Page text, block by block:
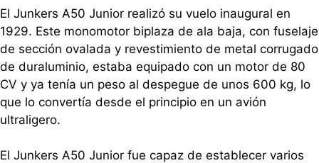
El Junkers A50 Junior realizó su vuelo inaugural en
1929. Este monomotor biplaza de ala baja, con fuselaje
de sección ovalada y revestimiento de metal corrugado
de duraluminio, estaba equipado con un motor de 80
CV y ya tenía un peso al despegue de unos 600 kg, lo
que lo convertía desde el principio en un avión
ultraligero.
El Junkers A50 Junior fue capaz de establecer varios